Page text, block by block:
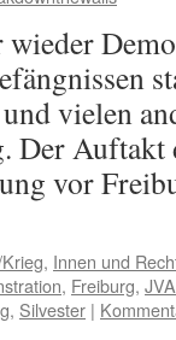
vielen
Der
vor
, Innen und
, Freiburg, JVA
, Silvester |